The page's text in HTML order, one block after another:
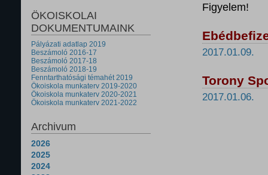
ÖKOISKOLAI
DOKUMENTUMAINK
Pályázati adatlap 2019
Beszámoló 2016-17
Beszámoló 2017-18
Beszámoló 2018-19
Fenntarthatósági témahét 2019
Ökoiskola munkaterv 2019-2020
Ökoiskola munkaterv 2020-2021
Ökoiskola munkaterv 2021-2022
Archivum
2026
2025
2024
Figyelem!
2017.01.09.
Torony
2017.01.06.